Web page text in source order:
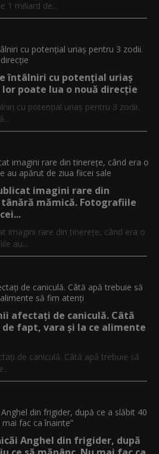
1 miliard de...
întâlniri cu potențial uriaș
poate lua o nouă direcție
cu potențial uriaș pentru 3 zodii.
imagini rare din
mămică. Fotografiile
imagini rare din tinerețe, când era o
au...
afectați de caniculă. Câtă
fapt, vara și la ce alimente
de caniculă. Câtă apă trebuie să
Anghel din frigider, după